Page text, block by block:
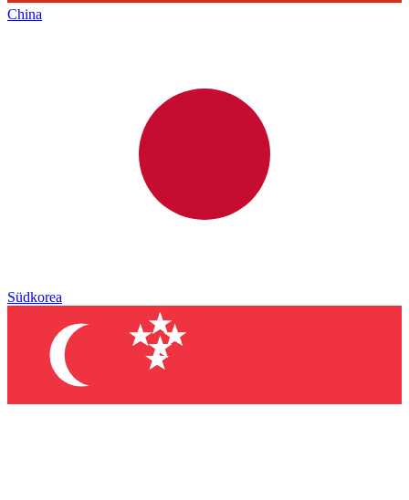
China
Südkorea